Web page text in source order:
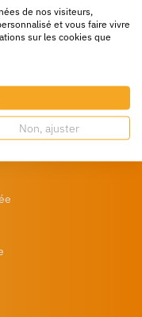
de nos visiteurs,
et vous faire vivre
sur les cookies que
Non, ajuster